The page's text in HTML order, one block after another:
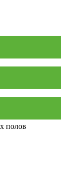
полов